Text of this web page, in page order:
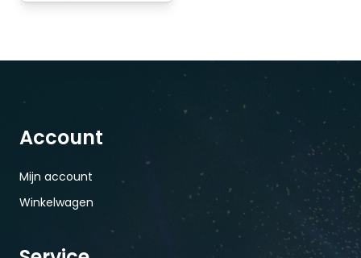
Account
Mijn account
Winkelwagen